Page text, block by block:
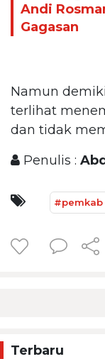
Andi
Gagasan
Namun
terlihat
dan tidak
Penulis :
#pemkab
Terbaru